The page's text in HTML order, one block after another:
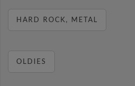
HARD ROCK, METAL
OLDIES